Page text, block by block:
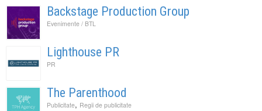
Backstage Production Group
Evenimente / BTL
Lighthouse PR
PR
The Parenthood
Publicitate, Regii de publicitate